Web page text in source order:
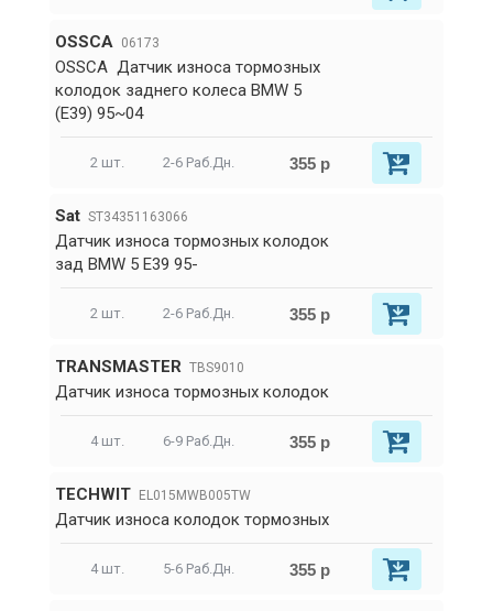
OSSCA 06173
OSSCA Датчик износа тормозных
колодок заднего колеса BMW 5
(E39) 95~04
2 шт. 2-6 Раб.Дн. 355 р
Sat ST34351163066
Датчик износа тормозных колодок
зад BMW 5 E39 95-
2 шт. 2-6 Раб.Дн. 355 р
TRANSMASTER TBS9010
Датчик износа тормозных колодок
4 шт. 6-9 Раб.Дн. 355 р
TECHWIT EL015MWB005TW
Датчик износа колодок тормозных
4 шт. 5-6 Раб.Дн. 355 р